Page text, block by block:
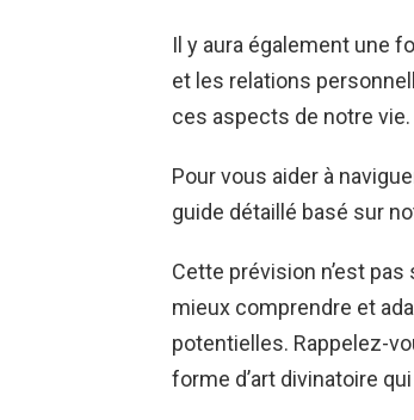
Il y aura également une
et les relations
ces aspects de notre vie.
Pour vous aider à
guide détaillé basé sur
Cette prévision n’est
mieux comprendre et
potentielles. Rappelez-
forme d’art divinatoire